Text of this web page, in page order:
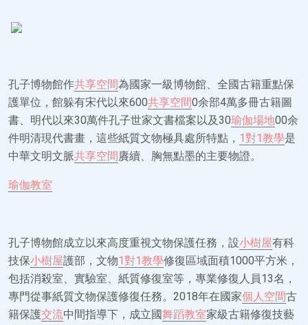
孔子博物館作共享空間為國家一級博物館、全國古籍重點保
護單位，館躲有宋代以來600共享空間0余部4萬多冊古籍圖
書、明代以來30萬件孔子世家文書檔案以及30瑜伽場地00余
件明清現代書畫，這些紙質文物極具處所特點， 1對1教學是
中華文明文脈共享空間賡續、胸無點墨的主要物證。
瑜伽教室
孔子博物館成立以來高度重視文物保護任務，設小樹屋有科
技保小樹屋護部，文物1對1教學修復區域面積1000平方米，
包括消殺室、實驗室、紙質修復室等，專業修復人員13名，
專門從事紙質文物保護修復任務。2018年在國家個人空間古
籍保護交流中間指導下，成立國舞蹈教室家級古籍修復技藝